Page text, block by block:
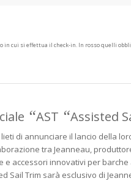
cui si effettua il check-in. In rosso quelli
“AST “Assisted
di annunciare il lancio della
tra Jeanneau,
innovativi per barche
Sail Trim sarà esclusivo di